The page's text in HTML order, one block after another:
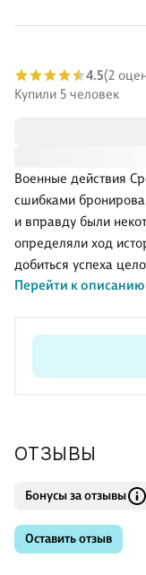
Военные действия
сшибками
и вправду были
определяли ход
добиться успеха
бою. Войны велись
Книга содержит
рыцарей, пеших
Перейти к
4.5(2
Купили 5 человек
ОТЗЫВЫ
Бонусы за отзывы
Оставить отзыв